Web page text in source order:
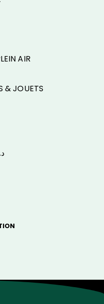
AIR
& JOUETS